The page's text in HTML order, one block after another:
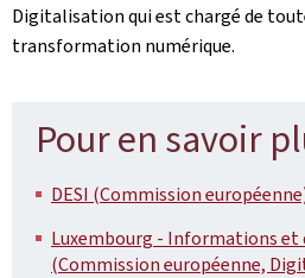
Digitalisation qui est chargé de
transformation numérique.
Pour en savoir
DESI (Commission
Luxembourg - Informations et
(Commission européenne,